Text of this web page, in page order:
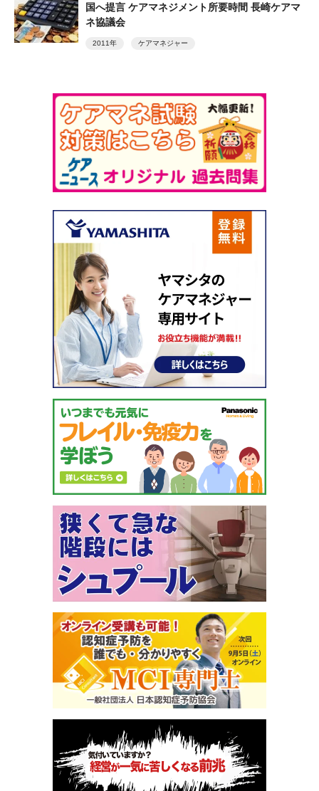
国へ提言 ケアマネジメント所要時間 長崎ケアマ
ネ協議会
2011年 ケアマネジャー